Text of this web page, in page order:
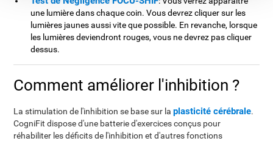
une lumière dans chaque coin. Vous devrez cliquer sur les
lumières jaunes aussi vite que possible. En revanche, lorsque
les lumières deviendront rouges, vous ne devrez pas cliquer
dessus.
Comment améliorer l'inhibition ?
La stimulation de l'inhibition se base sur laplasticité cérébrale.
CogniFit dispose d'une batterie d'exercices conçus pour
réhabiliter les déficits de l'inhibition et d'autres fonctions